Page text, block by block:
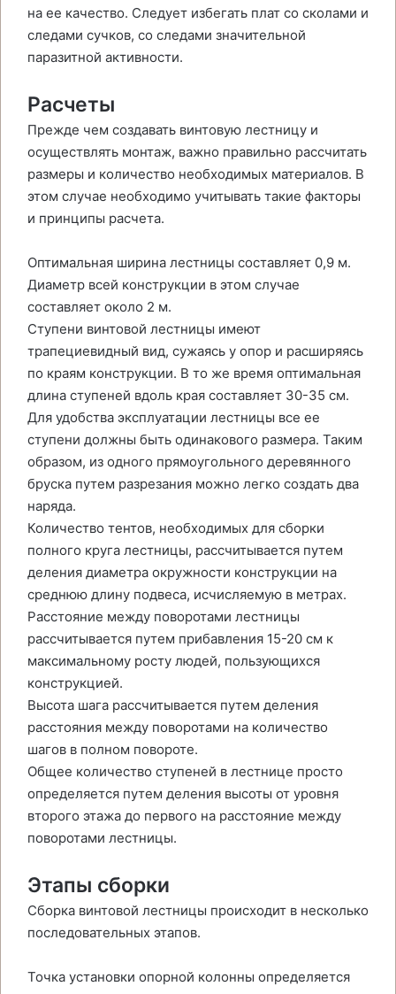
на ее качество. Следует избегать плат со сколами и
следами сучков, со следами значительной
паразитной активности.
Расчеты
Прежде чем создавать винтовую лестницу и
осуществлять монтаж, важно правильно рассчитать
размеры и количество необходимых материалов. В
этом случае необходимо учитывать такие факторы
и принципы расчета.
Оптимальная ширина лестницы составляет 0,9 м.
Диаметр всей конструкции в этом случае
составляет около 2 м.
Ступени винтовой лестницы имеют
трапециевидный вид, сужаясь у опор и расширяясь
по краям конструкции. В то же время оптимальная
длина ступеней вдоль края составляет 30-35 см.
Для удобства эксплуатации лестницы все ее
ступени должны быть одинакового размера. Таким
образом, из одного прямоугольного деревянного
бруска путем разрезания можно легко создать два
наряда.
Количество тентов, необходимых для сборки
полного круга лестницы, рассчитывается путем
деления диаметра окружности конструкции на
среднюю длину подвеса, исчисляемую в метрах.
Расстояние между поворотами лестницы
рассчитывается путем прибавления 15-20 см к
максимальному росту людей, пользующихся
конструкцией.
Высота шага рассчитывается путем деления
расстояния между поворотами на количество
шагов в полном повороте.
Общее количество ступеней в лестнице просто
определяется путем деления высоты от уровня
второго этажа до первого на расстояние между
поворотами лестницы.
Этапы сборки
Сборка винтовой лестницы происходит в несколько
последовательных этапов.
Точка установки опорной колонны определяется